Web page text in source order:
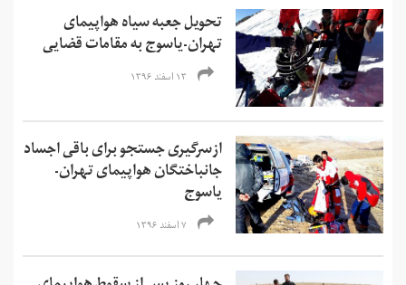
تحویل جعبه سیاه هواپیمای
تهران-یاسوج به مقامات قضایی
۱۳ اسفند ۱۳۹۶
ازسرگیری جستجو برای باقی اجساد
جانباختگان هواپیمای تهران-
یاسوج
۷ اسفند ۱۳۹۶